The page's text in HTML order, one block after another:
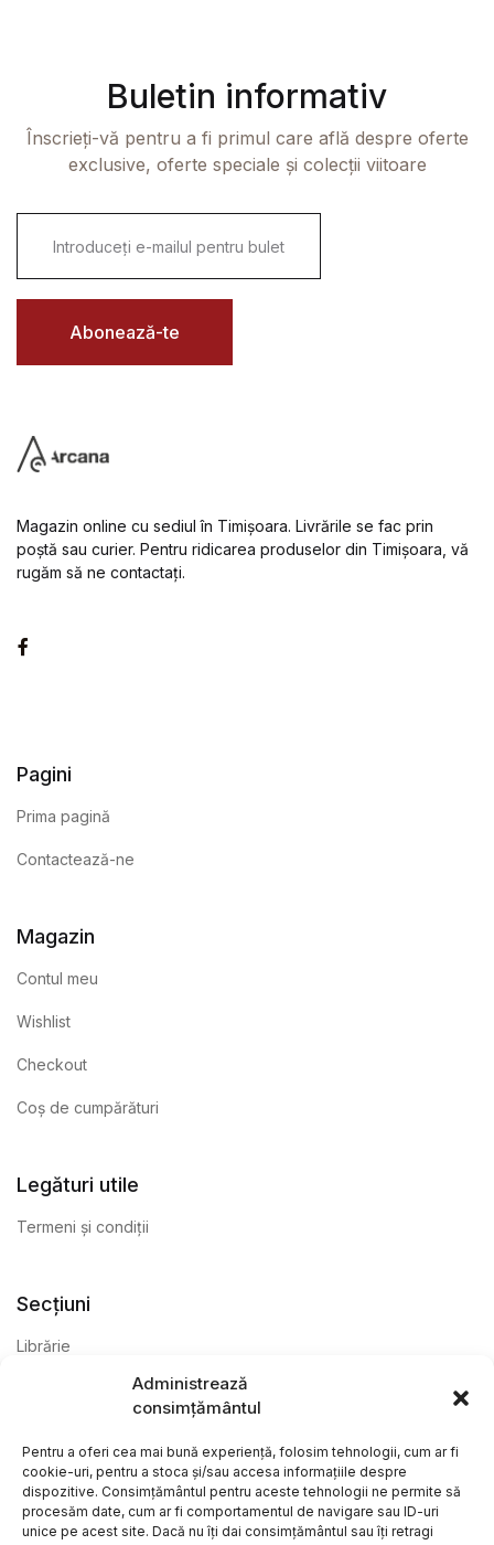
Administrează
consimțământul
Pentru a oferi cea mai bună experiență, folosim tehnologii, cum ar fi
cookie-uri, pentru a stoca și/sau accesa informațiile despre
dispozitive. Consimțământul pentru aceste tehnologii ne permite să
procesăm date, cum ar fi comportamentul de navigare sau ID-uri
unice pe acest site. Dacă nu îți dai consimțământul sau îți retragi
Buletin informativ
Înscrieți-vă pentru a fi primul care află despre oferte
exclusive, oferte speciale și colecții viitoare
i
l
Abonează-te
Magazin online cu sediul în Timișoara. Livrările se fac prin
poștă sau curier. Pentru ridicarea produselor din Timișoara, vă
rugăm să ne contactați.
Pagini
Prima pagină
Contactează-ne
Magazin
Contul meu
Wishlist
Checkout
Coș de cumpărături
Legături utile
Termeni și condiții
Secțiuni
Librărie